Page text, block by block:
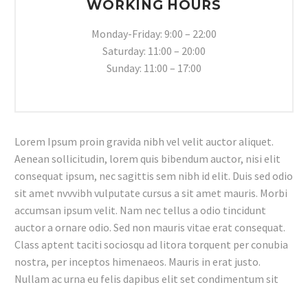
WORKING HOURS
Monday-Friday: 9:00 – 22:00
Saturday: 11:00 – 20:00
Sunday: 11:00 – 17:00
Lorem Ipsum proin gravida nibh vel velit auctor aliquet.
Aenean sollicitudin, lorem quis bibendum auctor, nisi elit
consequat ipsum, nec sagittis sem nibh id elit. Duis sed odio
sit amet nvvvibh vulputate cursus a sit amet mauris. Morbi
accumsan ipsum velit. Nam nec tellus a odio tincidunt
auctor a ornare odio. Sed non mauris vitae erat consequat.
Class aptent taciti sociosqu ad litora torquent per conubia
nostra, per inceptos himenaeos. Mauris in erat justo.
Nullam ac urna eu felis dapibus elit set condimentum sit